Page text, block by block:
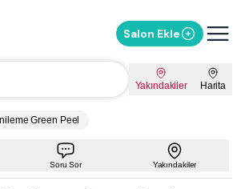
Salon Ekle
Yakındakiler Harita
Green Peel
Soru Sor Yakındakiler